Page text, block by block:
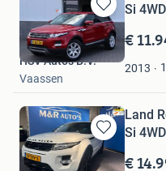
Bewaren
in
Mijn
Favorieten
Si
€
2013
HSV Auto's B.V.
Vaassen
Bewaren
in
Land
Si
€